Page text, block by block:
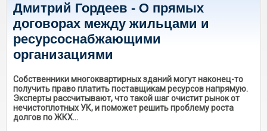
Дмитрий Гордеев - О прямых
договорах между жильцами и
ресурсоснабжающими
организациями
Собственники многоквартирных зданий могут наконец-то
получить право платить поставщикам ресурсов напрямую.
Эксперты рассчитывают, что такой шаг очистит рынок от
нечистоплотных УК, и поможет решить проблему роста
долгов по ЖКХ...